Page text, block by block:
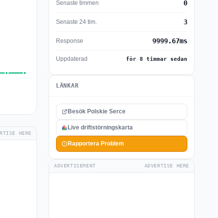
HERE
Senaste timmen 0
Senaste 24 tim. 3
Response 9999.67ms
Uppdaterad för 8 timmar sedan
LÄNKAR
Besök Polskie Serce
Live driftstörningskarta
Rapportera Problem
ADVERTISEMENT ADVERTISE HERE